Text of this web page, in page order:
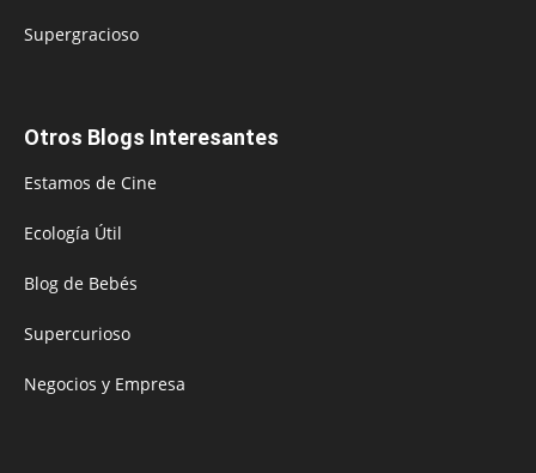
Supergracioso
Otros Blogs Interesantes
Estamos de Cine
Ecología Útil
Blog de Bebés
Supercurioso
Negocios y Empresa